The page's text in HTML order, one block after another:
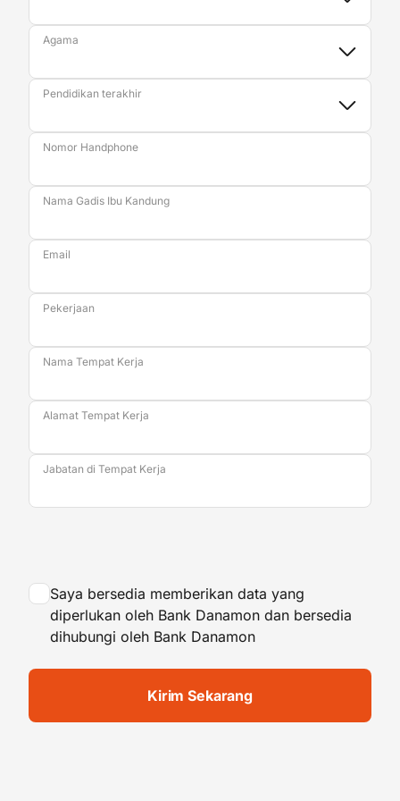
Agama
Pendidikan terakhir
Nomor Handphone
Nama Gadis Ibu Kandung
Email
Pekerjaan
Nama Tempat Kerja
Alamat Tempat Kerja
Jabatan di Tempat Kerja
Saya bersedia memberikan data yang
diperlukan oleh Bank Danamon dan bersedia
dihubungi oleh Bank Danamon